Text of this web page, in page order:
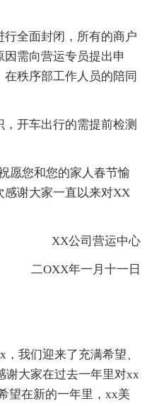
全面封闭，所有的商户
需向营运专员提出申
秩序部工作人员的陪同
开车出行的需提前检测
您和您的家人春节愉
感谢大家一直以来对XX
XX公司营运中心
二OXX年一月十一日
我们迎来了充满希望、
谢大家在过去一年里对xx
望在新的一年里，xx美